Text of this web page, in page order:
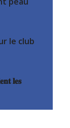
le club
𝐥𝐞𝐬